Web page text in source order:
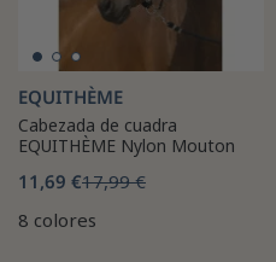
EQUITHÈME
Cabezada de cuadra
EQUITHÈME Nylon Mouton
11,69 €17,99 €
8 colores